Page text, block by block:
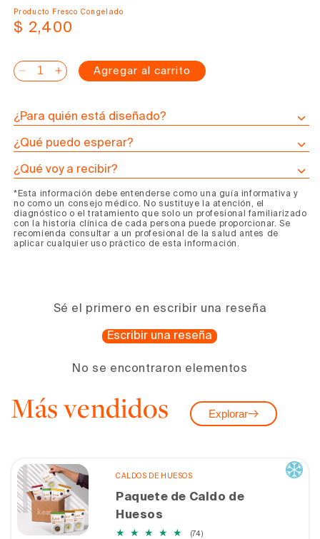
Producto Fresco Congelado
Precio
$ 2,400
Reducir
para
Programa
de
de
Huesos
Pre-
Quimioterapia
Aumentar
para
Programa
de
de
Huesos
Pre-
Quimioterapia
Agregar al carrito
¿Para quién está diseñado?
¿Qué puedo esperar?
¿Qué voy a recibir?
*Esta información debe entenderse como una guía informativa y
no como un consejo médico. No sustituye la atención, el
diagnóstico o el tratamiento que solo un profesional familiarizado
con la historia clínica de cada persona puede proporcionar. Se
recomienda consultar a un profesional de la salud antes de
aplicar cualquier uso práctico de esta información.
Sé el primero en escribir una reseña
Escribir una reseña
No se encontraron elementos
Más vendidos Explorar
CALDOS DE HUESOS
Paquete de Caldo de
Huesos
(74)74